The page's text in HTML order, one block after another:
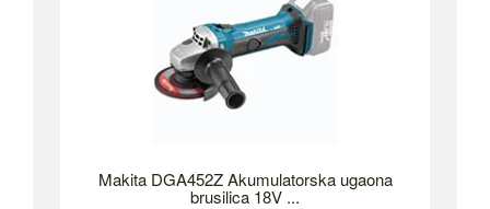
Makita DGA452Z Akumulatorska ugaona
brusilica 18V ...